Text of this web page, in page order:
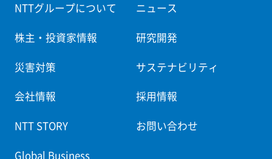
NTTグループについて ニュース
株主・投資家情報 研究開発
災害対策 サステナビリティ
会社情報 採用情報
NTT STORY お問い合わせ
Global Business